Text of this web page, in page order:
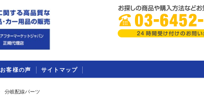
お客様の声 サイトマップ
分岐配線パーツ